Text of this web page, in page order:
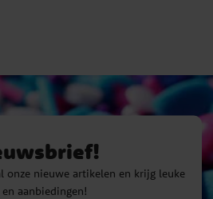
onze nieuwe artikelen en krijg leuke
aanbiedingen!